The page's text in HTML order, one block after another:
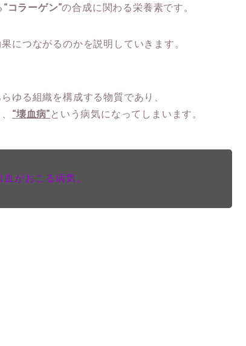
“コラーゲン”の合成に関わる栄養素です。
につながるのかを説明していきます。
ゆる組織を構成する物質であり、
“壊血病” という病気になってしまいます。
がおこる病気。